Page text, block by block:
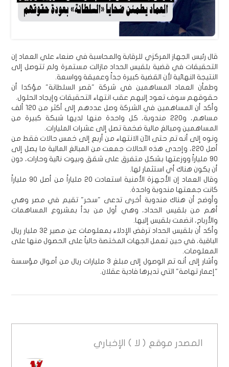
قال رئيس الجهاز المركزي للرقابة والمحاسبة في صنعاء علي العماد إن
التحقيقات في قضية بلقيس الحداد مازالت مستمرة ولم تتوصل إلى
النتيجة النهائية لأن القضية كبيرة جداً وعميقة وواسعة.
وطمأن العماد المساهمين في شركة "قصر السلطانة" مؤكدا أن
حقوقهم سوف تعود إليهم عقب انتهاء التحقيقات وإيجاد الحلول.
وأكد أن المساهمين في الشركة وصل عددهم إلى أكثر من 120 ألف
مساهم، و220 مندوبة، كل واحدة منها لديها شبكة كبيرة من
المساهمين ومبالغ مالية ضخمة تصل إلى عشرات المليارات.
ونوه إلى أنه تم حتى الآن الانتهاء من أربع إلى خمس حالات فقط من
أصل 220، وإحدى هذه الحالات جمعت من المبالغ المالية ما يصل إلى
90 ملياراً ووزعتها بشكل متفرق على شقق وبيوت نائية وحارات، دون
أن يكون هناك أي استثمار لها.
وقال العماد إن الأجهزة الأمنية استعادت 20 ملياراً من أصل 90 ملياراً
كانت جمعتها مندوبة واحدة.
وأوضح أن هناك مندوبة أخرى تدعى "سحر" تقيم في مصر وهي
أهم من بلقيس الحداد، وهي أول من بدأ بمشروع المساهمات
والأرباح، انضمت بلقيس إليها.
وأكد أن بلقيس الحداد ترفض الإدلاء بمعلومات عن مصير 32 مليار ريال
الباقية، في حين تعمل الجهات المختصة حالياً على الحصول منها على
المعلومات.
وأشار إلى أنه تم الوصول إلى مبلغ 3 مليارات ريال من أموال مؤسسة
"إعمار تهامة" التي تديرها فادية عقلان.
المصدر موقع ( لا ) الإخباري